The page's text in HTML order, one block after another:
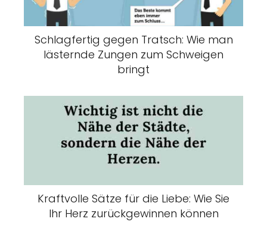
Schlagfertig gegen Tratsch: Wie man
lästernde Zungen zum Schweigen
bringt
Kraftvolle Sätze für die Liebe: Wie Sie
Ihr Herz zurückgewinnen können